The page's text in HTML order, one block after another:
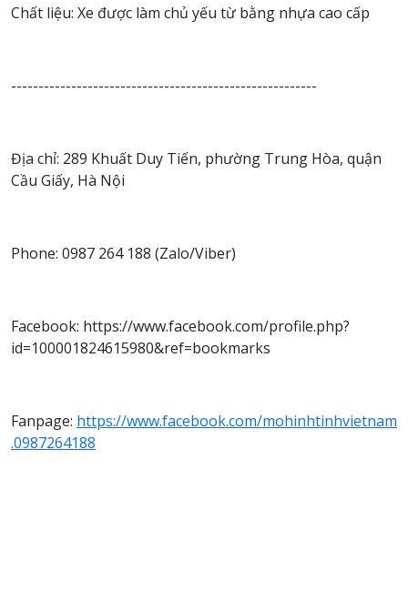
Chất liệu: Xe được làm chủ yếu từ bằng nhựa cao cấp
--------------------------------------------------------
Địa chỉ: 289 Khuất Duy Tiến, phường Trung Hòa, quận
Cầu Giấy, Hà Nội
Phone: 0987 264 188 (Zalo/Viber)
Facebook: https://www.facebook.com/profile.php?
id=100001824615980&ref=bookmarks
Fanpage: https://www.facebook.com/mohinhtinhvietnam
.0987264188